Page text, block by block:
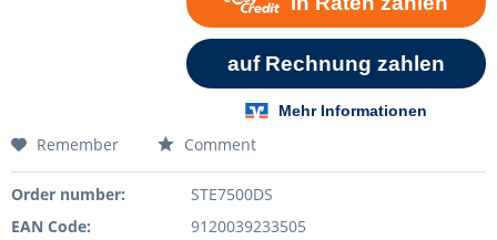
Remember Comment
Order number:
STE7500DS
EAN Code:
9120039233505